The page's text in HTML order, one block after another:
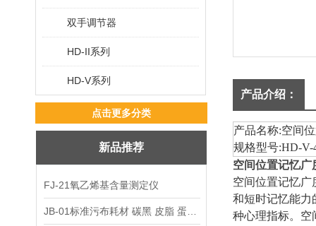
双手调节器
HD-II系列
HD-V系列
点击更多分类
新品推荐
FJ-21氧乙烯基含量测定仪
产品介绍：
产品名称:空间
规格型号:HD-V-
空间位置记忆广
空间位置记忆
和短时记忆能力
种心理指标。空